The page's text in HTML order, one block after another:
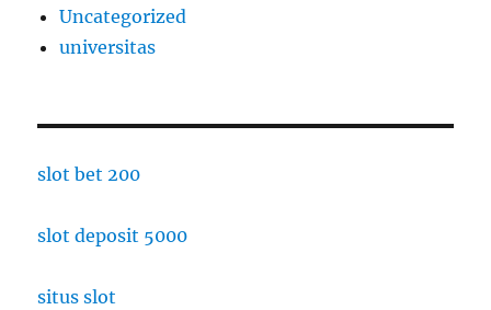
Uncategorized
universitas
slot bet 200
slot deposit 5000
situs slot